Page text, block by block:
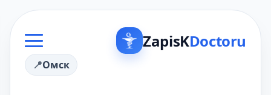
ZapisKDoctoru
Омск